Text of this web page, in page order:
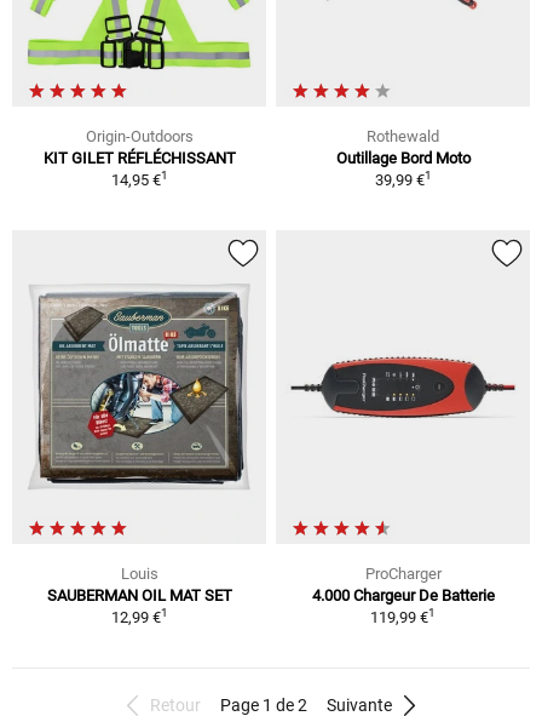
Origin-Outdoors
KIT GILET RÉFLÉCHISSANT
14,95 €1
Rothewald
Outillage Bord Moto
39,99 €1
Louis
SAUBERMAN OIL MAT SET
12,99 €1
ProCharger
4.000 Chargeur De Batterie
119,99 €1
Retour Page 1 de 2 Suivante